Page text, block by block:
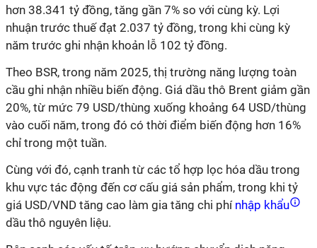
hơn 38.341 tỷ đồng, tăng gần 7% so với cùng kỳ. Lợi
nhuận trước thuế đạt 2.037 tỷ đồng, trong khi cùng kỳ
năm trước ghi nhận khoản lỗ 102 tỷ đồng.
Theo BSR, trong năm 2025, thị trường năng lượng toàn
cầu ghi nhận nhiều biến động. Giá dầu thô Brent giảm gần
20%, từ mức 79 USD/thùng xuống khoảng 64 USD/thùng
vào cuối năm, trong đó có thời điểm biến động hơn 16%
chỉ trong một tuần.
Cùng với đó, cạnh tranh từ các tổ hợp lọc hóa dầu trong
khu vực tác động đến cơ cấu giá sản phẩm, trong khi tỷ
giá USD/VND tăng cao làm gia tăng chi phínhập khẩu
dầu thô nguyên liệu.